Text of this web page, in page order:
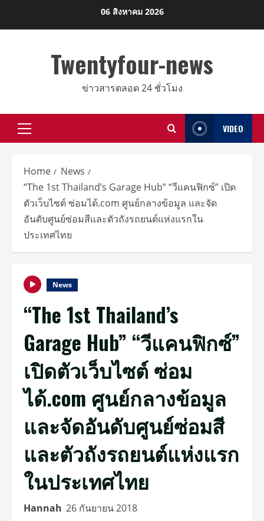
06 สิงหาคม 2026
Twentyfour-news
ข่าวสารตลอด 24 ชั่วโมง
Primary
VIDEO
Home
News
“The 1st Thailand’s Garage Hub” “วีแคนฟิกซ์” เปิด
ตัวเว็บไซต์ ซ่อมได้.com ศูนย์กลางข้อมูล และจัด
อันดับศูนย์ซ่อมสีและตัวถังรถยนต์แห่งแรกใน
ประเทศไทย
News
“The 1st Thailand’s
Garage Hub” “วีแคนฟิกซ์”
เปิดตัวเว็บไซต์ ซ่อม
ได้.com ศูนย์กลางข้อมูล
และจัดอันดับศูนย์ซ่อมสี
และตัวถังรถยนต์แห่งแรก
ในประเทศไทย
Hannah 26 กันยายน 2018